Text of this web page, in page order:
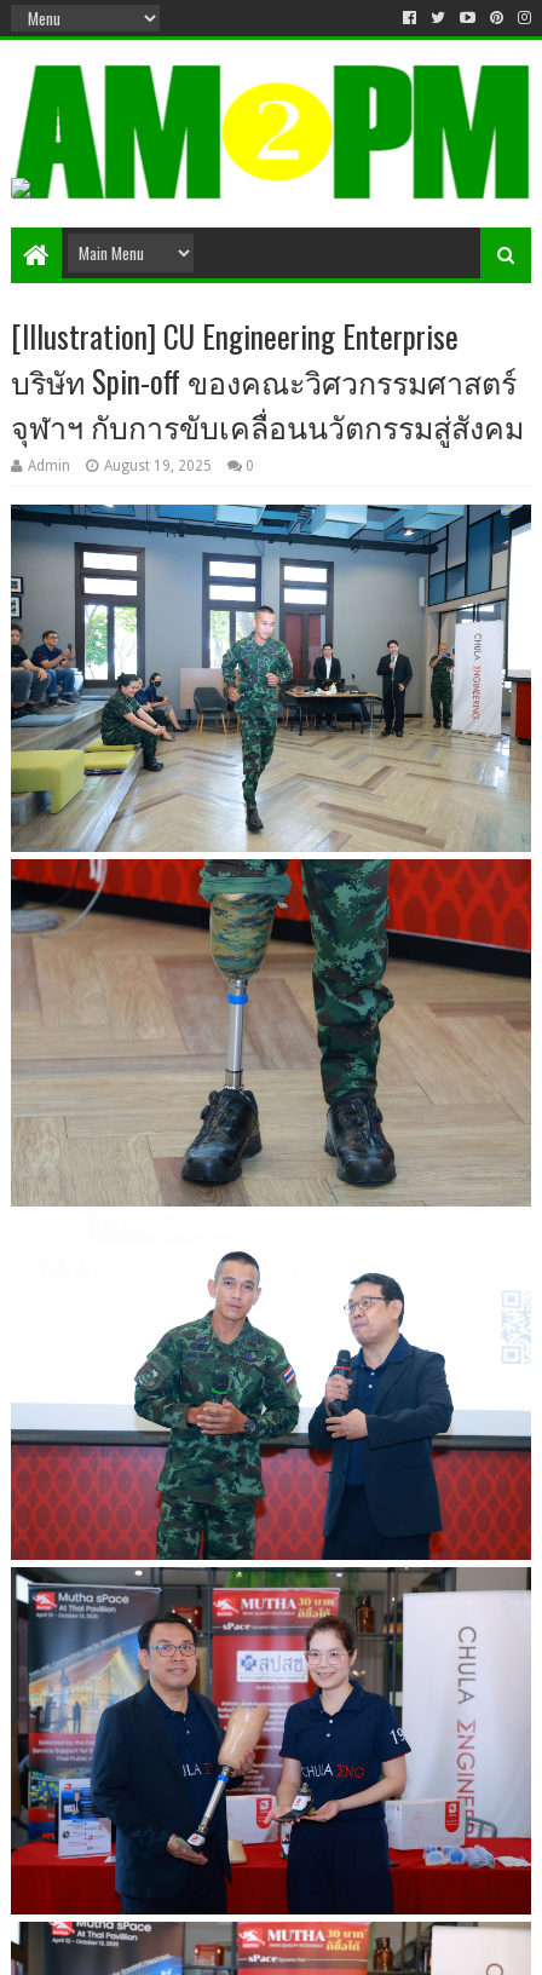
Matter & Entertainment
[Illustration] CU Engineering Enterprise
บริษัท Spin-off ของคณะวิศวกรรมศาสตร์
จุฬาฯ กับการขับเคลื่อนนวัตกรรมสู่สังคม
Admin August 19, 2025 0